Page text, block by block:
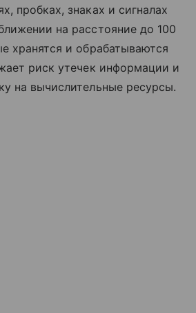
пробках, знаках и сигналах
на расстояние до 100
хранятся и обрабатываются
риск утечек информации и
на вычислительные ресурсы.